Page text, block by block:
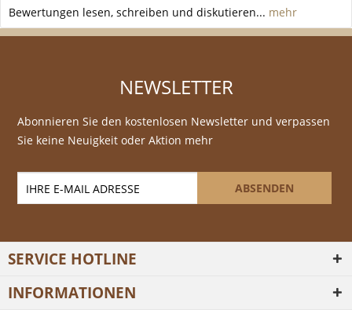
Bewertungen lesen, schreiben und diskutieren... mehr
NEWSLETTER
Abonnieren Sie den kostenlosen Newsletter und verpassen
Sie keine Neuigkeit oder Aktion mehr
ABSENDEN
SERVICE HOTLINE
INFORMATIONEN